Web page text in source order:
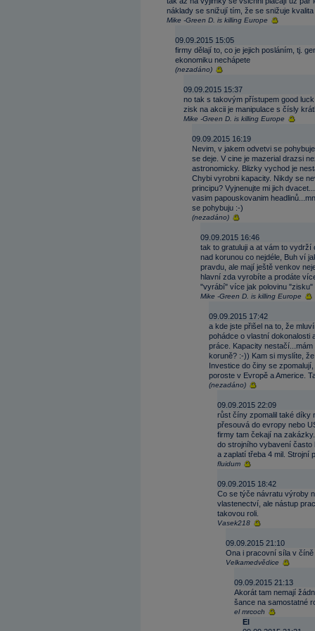
náklady se snižují tím, že se snižuje
Mike -Green D. is killing Europe
09.09.2015 15:05
firmy dělají to, co je jejich posláním, tj.
ekonomiku nechápete
(nezadáno)
09.09.2015 15:37
no tak s takovým přístupem good
zisk na akcii je manipulace s čísly
Mike -Green D. is killing Europe
09.09.2015 16:19
Nevim, v jakem odvetvi se
se deje. V cine je mazerial drazsi
astronomicky. Blizky vychod je
Chybi vyrobni kapacity. Nikdy se
principu? Vyjnenujte mi jich
vasim papouskovanim
se pohybuju :-)
(nezadáno)
09.09.2015 16:46
tak to gratuluji a at vám to
nad korunou co nejdéle, Buh ví
pravdu, ale mají ještě venkov
hlavní zda vyrobíte a prodáte
"vyrábí" více jak polovinu "zisku"
Mike -Green D. is killing Europe
09.09.2015 17:42
a kde jste přišel na to, že
pohádce o vlastní dokonalosti
práce. Kapacity
koruně? :-)) Kam si myslíte,
Investice do činy se
poroste v Evropě a Americe.
(nezadáno)
09.09.2015 22:09
růst číny zpomalil také díky
přesouvá do evropy nebo
firmy tam čekají na
do strojního vybavení často
a zaplatí třeba 4 mil. Strojní
fluidum
09.09.2015 18:42
Co se týče návratu výroby
vlastenectví, ale nástup
takovou roli.
Vasek218
09.09.2015 21:10
Ona i pracovní síla v
Velkamedvědice
09.09.2015 21:13
Akorát tam nemají
šance na samostatné
el mrcoch
El